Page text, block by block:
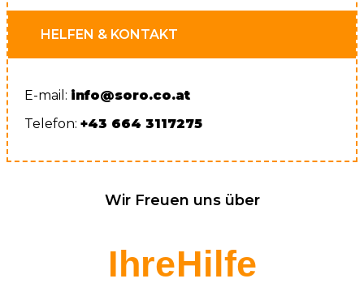
HELFEN & KONTAKT
E-mail: info@soro.co.at
Telefon: +43 664 3117275
Wir Freuen uns über
Ihre Hilfe